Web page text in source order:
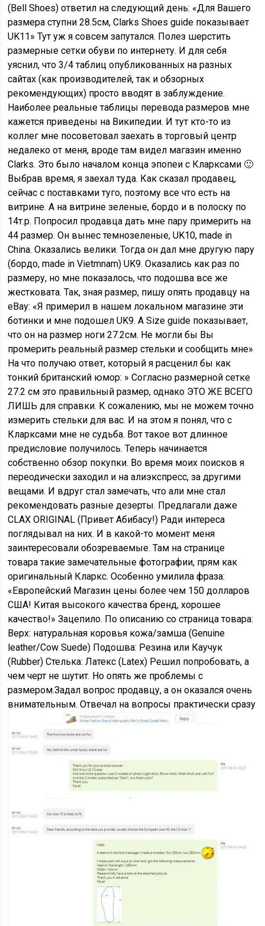
(Bell Shoes) ответил на следующий день: «Для Вашего
размера ступни 28.5см, Clarks Shoes guide показывает
UK11» Тут уж я совсем запутался. Полез шерстить
размерные сетки обуви по интернету. И для себя
уяснил, что 3/4 таблиц опубликованных на разных
сайтах (как производителей, так и обзорных
рекомендующих) просто вводят в заблуждение.
Наиболее реальные таблицы перевода размеров мне
кажется приведены на Википедии. И тут кто-то из
коллег мне посоветовал заехать в торговый центр
недалеко от меня, вроде там видел магазин именно
Clarks. Это было началом конца эпопеи с Кларксами 🙂
Выбрав время, я заехал туда. Как сказал продавец,
сейчас с поставками туго, поэтому все что есть на
витрине. А на витрине зеленые, бордо и в полоску по
14т.р. Попросил продавца дать мне пару примерить на
44 размер. Он вынес темнозеленые, UK10, made in
China. Оказались велики. Тогда он дал мне другую пару
(бордо, made in Vietmnam) UK9. Оказались как раз по
размеру, но мне показалось, что подошва все же
жестковата. Так, зная размер, пишу опять продавцу на
eBay: «Я примерил в нашем локальном магазине эти
ботинки и мне подошел UK9. А Size guide показывает,
что он на размер ноги 27.2см. Не могли бы Вы
промерить реальный размер стельки и сообщить мне»
На что получаю ответ, который я расценил бы как
тонкий британский юмор: » Согласно размерной сетке
27.2 см это правильный размер, однако ЭТО ЖЕ ВСЕГО
ЛИШЬ для справки. К сожалению, мы не можем точно
измерить стельки для вас. И на этом я понял, что с
Кларксами мне не судьба. Вот такое вот длинное
предисловие получилось. Теперь начинается
собственно обзор покупки. Во время моих поисков я
переодически заходил и на алиэкспресс, за другими
вещами. И вдруг стал замечать, что али мне стал
рекомендовать разные дезерты. Предлагали даже
CLAX ORIGINAL (Привет Абибасу!) Ради интереса
поглядывал на них. И в какой-то момент меня
заинтересовали обозреваемые. Там на странице
товара такие замечательные фотографии, прям как
оригинальный Кларкс. Особенно умилила фраза:
«Европейский Магазин цены более чем 150 долларов
США! Китая высокого качества бренд, хорошее
качество!» Зацепило. По описанию со страница товара:
Верх: натуральная коровья кожа/замша (Genuine
leather/Cow Suede) Подошва: Резина или Каучук
(Rubber) Стелька: Латекс (Latex) Решил попробовать, а
чем черт не шутит. Но опять же проблемы с
размером.Задал вопрос продавцу, а он оказался очень
внимательным. Отвечал на вопросы практически сразу